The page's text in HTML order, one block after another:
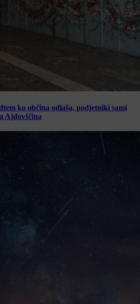
ko občina odlaša, podjetniki sami
Ajdovščina